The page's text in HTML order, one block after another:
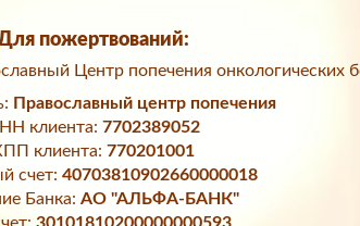
пожертвований:
Центр попечения онкологических
Православный центр попечения
клиента: 7702389052
клиента: 770201001
счет: 40703810902660000018
Банка: АО "АЛЬФА-БАНК"